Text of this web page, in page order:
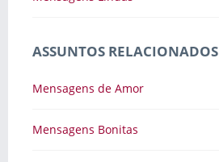
ASSUNTOS RELACIONADOS
Mensagens de Amor
Mensagens Bonitas